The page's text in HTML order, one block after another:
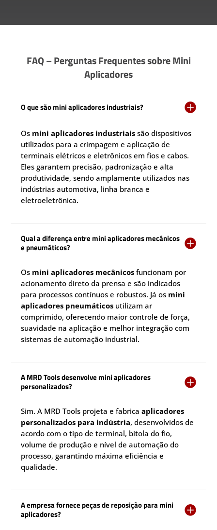
FAQ – Perguntas Frequentes sobre Mini
Aplicadores
O que são mini aplicadores industriais? 
Os mini aplicadores industriais são dispositivos
utilizados para a crimpagem e aplicação de
terminais elétricos e eletrônicos em fios e cabos.
Eles garantem precisão, padronização e alta
produtividade, sendo amplamente utilizados nas
indústrias automotiva, linha branca e
eletroeletrônica.
Qual a diferença entre mini aplicadores mecânicos
e pneumáticos?

Os mini aplicadores mecânicos funcionam por
acionamento direto da prensa e são indicados
para processos contínuos e robustos. Já os mini
aplicadores pneumáticos utilizam ar
comprimido, oferecendo maior controle de força,
suavidade na aplicação e melhor integração com
sistemas de automação industrial.
A MRD Tools desenvolve mini aplicadores
personalizados?

Sim. A MRD Tools projeta e fabricaaplicadores
personalizados para indústria, desenvolvidos de
acordo com o tipo de terminal, bitola do fio,
volume de produção e nível de automação do
processo, garantindo máxima eficiência e
qualidade.
A empresa fornece peças de reposição para mini
aplicadores?
